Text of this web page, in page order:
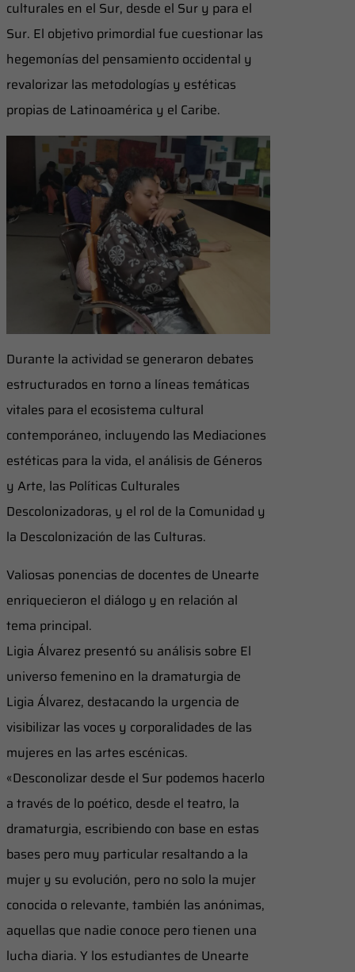
culturales en el Sur, desde el Sur y para el
Sur. El objetivo primordial fue cuestionar las
hegemonías del pensamiento occidental y
revalorizar las metodologías y estéticas
propias de Latinoamérica y el Caribe.
Durante la actividad se generaron debates
estructurados en torno a líneas temáticas
vitales para el ecosistema cultural
contemporáneo, incluyendo las Mediaciones
estéticas para la vida, el análisis de Géneros
y Arte, las Políticas Culturales
Descolonizadoras, y el rol de la Comunidad y
la Descolonización de las Culturas.
Valiosas ponencias de docentes de Unearte
enriquecieron el diálogo y en relación al
tema principal.
Ligia Álvarez presentó su análisis sobre El
universo femenino en la dramaturgia de
Ligia Álvarez, destacando la urgencia de
visibilizar las voces y corporalidades de las
mujeres en las artes escénicas.
«Desconolizar desde el Sur podemos hacerlo
a través de lo poético, desde el teatro, la
dramaturgia, escribiendo con base en estas
bases pero muy particular resaltando a la
mujer y su evolución, pero no solo la mujer
conocida o relevante, también las anónimas,
aquellas que nadie conoce pero tienen una
lucha diaria. Y los estudiantes de Unearte